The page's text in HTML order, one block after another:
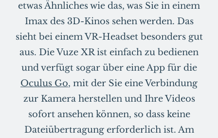
etwas Ähnliches wie das, was Sie in einem
Imax des 3D-Kinos sehen werden. Das
sieht bei einem VR-Headset besonders gut
aus. Die Vuze XR ist einfach zu bedienen
und verfügt sogar über eine App für die
Oculus Go, mit der Sie eine Verbindung
zur Kamera herstellen und Ihre Videos
sofort ansehen können, so dass keine
Dateiübertragung erforderlich ist. Am